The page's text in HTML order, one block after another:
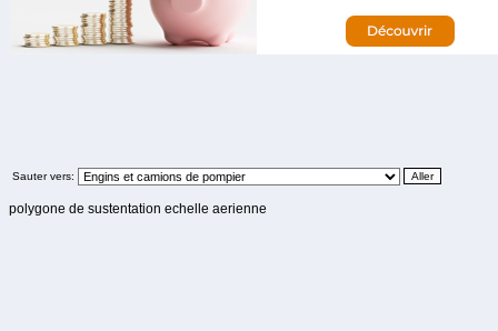
Sauter vers:
polygone de sustentation echelle aerienne